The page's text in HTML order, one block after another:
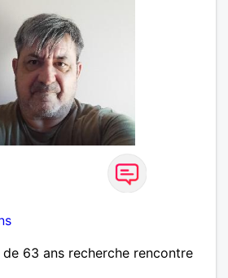
63 ans recherche rencontre